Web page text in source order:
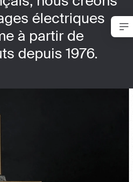
électriques
à partir de
depuis 1976.